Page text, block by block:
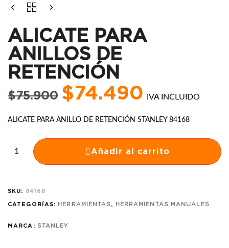
ALICATE PARA
ANILLOS DE
RETENCIÓN
$75.900
original
era:
$75.900.
$74.490
actual
es:
$74.490.
IVA INCLUIDO
ALICATE PARA ANILLO DE RETENCIÓN STANLEY 84168
ALICATE
ANILLOS
DE
RETENCIÓN
CANTIDAD
Añadir al carrito
SKU: 84168
CATEGORÍAS: HERRAMIENTAS, HERRAMIENTAS MANUALES
MARCA: STANLEY